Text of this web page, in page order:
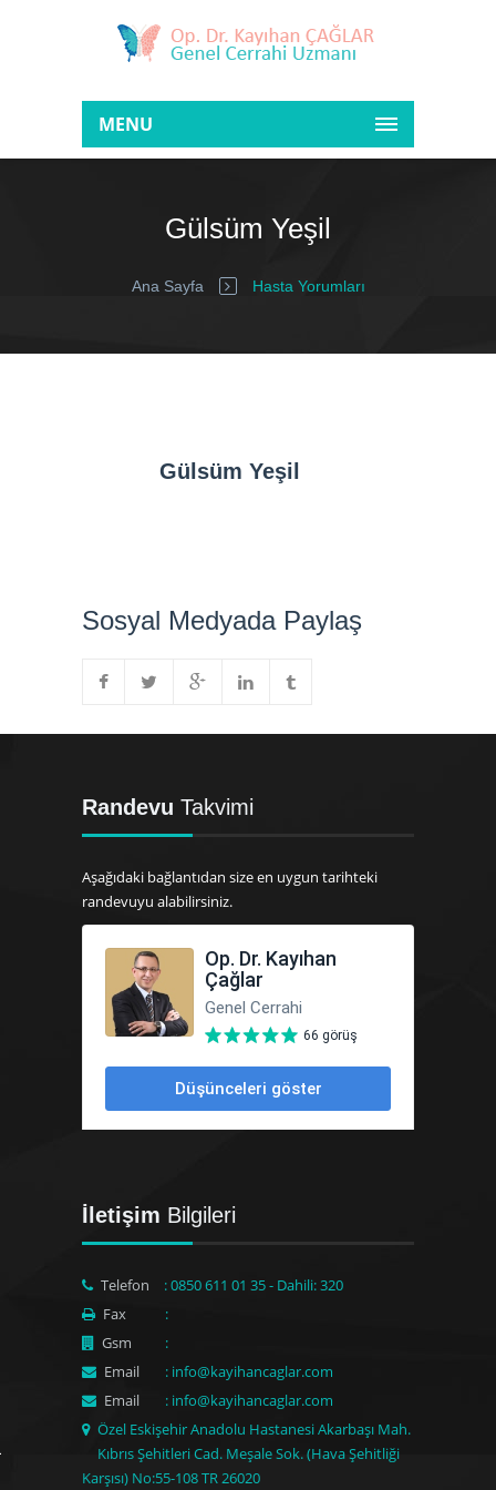
MENU
Gülsüm Yeşil
Ana Sayfa Hasta Yorumları
Gülsüm Yeşil
Sosyal Medyada Paylaş
Randevu Takvimi
Aşağıdaki bağlantıdan size en uygun tarihteki
randevuyu alabilirsiniz.
İletişim Bilgileri
Telefon
: 0850 611 01 35 - Dahili: 320
Fax
:
Gsm
:
Email
: info@kayihancaglar.com
Email
: info@kayihancaglar.com
Özel Eskişehir Anadolu Hastanesi Akarbaşı Mah.
Kıbrıs Şehitleri Cad. Meşale Sok. (Hava Şehitliği
Karşısı) No:55-108 TR 26020